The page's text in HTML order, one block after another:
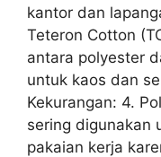
kantor dan
Teteron Cotton
antara polyester
untuk kaos dan
Kekurangan: 4.
sering digunakan
pakaian kerja